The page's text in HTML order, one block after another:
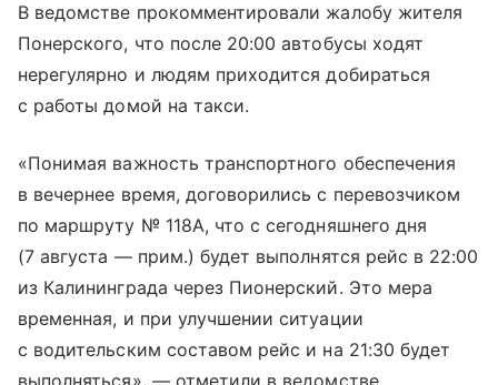
В ведомстве прокомментировали жалобу жителя
Понерского, что после 20:00 автобусы ходят
нерегулярно и людям приходится добираться
с работы домой на такси.
«Понимая важность транспортного обеспечения
в вечернее время, договорились с перевозчиком
по маршруту № 118А, что с сегодняшнего дня
(7 августа — прим.) будет выполнятся рейс в 22:00
из Калининграда через Пионерский. Это мера
временная, и при улучшении ситуации
с водительским составом рейс и на 21:30 будет